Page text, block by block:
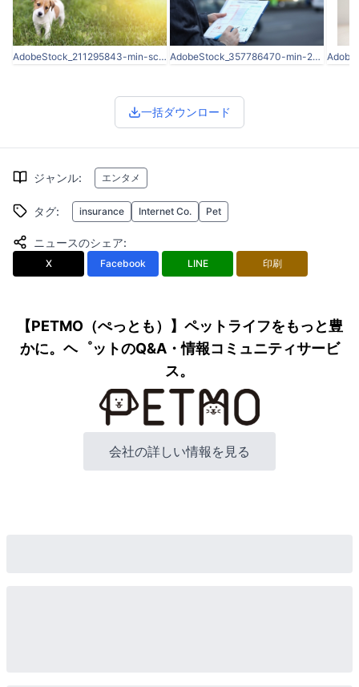
AdobeStock_211295843-min-scaled.jpeg AdobeStock_357786470-min-2048x683.jpeg
一括ダウンロード
ジャンル: エンタメ
タグ: insurance Internet Co. Pet
ニュースのシェア:
X Facebook LINE 印刷
【PETMO（ぺっとも）】ペットライフをもっと豊
かに。ヘ゜ットのQ&A・情報コミュニティサービ
ス。
会社の詳しい情報を見る